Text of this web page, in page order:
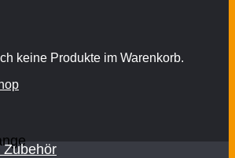
keine Produkte im Warenkorb.
Zubehör